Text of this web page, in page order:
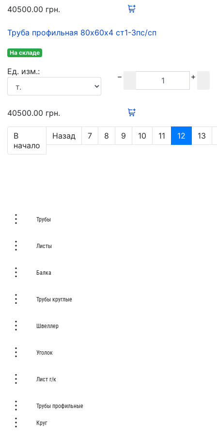
40500.00 грн.
Труба профильная 80х60х4 ст1-3пс/сп
На складе
Ед. изм.:
40500.00 грн.
В
начало
Назад 7 8 9 10 11 12 13
Трубы
Листы
Балка
Трубы круглые
Швеллер
Уголок
Лист г/к
Трубы профильные
Круг